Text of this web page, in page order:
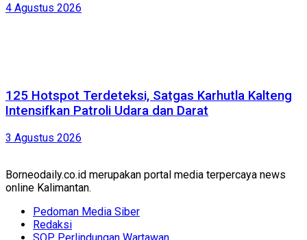
4 Agustus 2026
125 Hotspot Terdeteksi, Satgas Karhutla Kalteng
Intensifkan Patroli Udara dan Darat
3 Agustus 2026
Borneodaily.co.id merupakan portal media terpercaya news
online Kalimantan.
Pedoman Media Siber
Redaksi